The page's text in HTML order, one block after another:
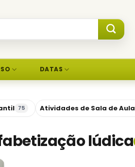
DATAS
75 Atividades de Sala de Aula
lúdica